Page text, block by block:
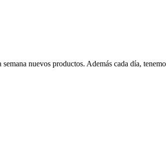
nuevos productos. Además cada día,